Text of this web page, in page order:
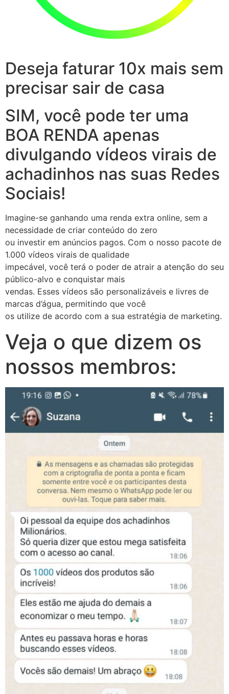
Deseja faturar 10x mais sem
precisar sair de casa
SIM, você pode ter uma
BOA RENDA apenas
divulgando vídeos virais de
achadinhos nas suas Redes
Sociais!
Imagine-se ganhando uma renda extra online, sem a
necessidade de criar conteúdo do zero
ou investir em anúncios pagos. Com o nosso pacote de
1.000 vídeos virais de qualidade
impecável, você terá o poder de atrair a atenção do seu
público-alvo e conquistar mais
vendas. Esses vídeos são personalizáveis e livres de
marcas d’água, permitindo que você
os utilize de acordo com a sua estratégia de marketing.
Veja o que dizem os
nossos membros: